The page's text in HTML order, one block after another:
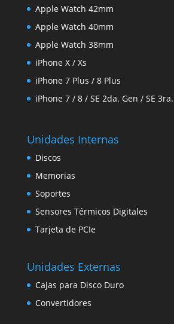
Apple Watch 42mm
Apple Watch 40mm
Apple Watch 38mm
iPhone X / Xs
iPhone 7 Plus / 8 Plus
iPhone 7 / 8 / SE 2da. Gen / SE
Unidades Internas
Discos
Memorias
Soportes
Sensores Térmicos Digitales
Tarjeta de PCIe
Unidades Externas
Cajas para Disco Duro
Convertidores